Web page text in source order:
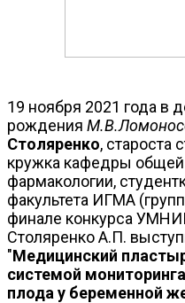
19 ноября 2021 года в
рождения
Столяренко, староста
кружка кафедры общей
фармакологии,
факультета ИГМА
финале конкурса
Столяренко А.П.
"Медицинский
системой
плода у беременной